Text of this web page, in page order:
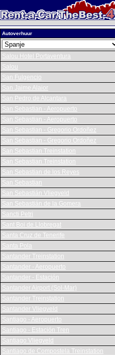
Autoverhuur
Salou Hotel Portaventura
Salou
San Fulgencio
San Jaime Alaior
San Pedro de Alcantara
San Sebastian - Aeropuerto
San Sebastian - Aeropuerto
San Sebastian - Gregorio Ordoñez
San Sebastian - Gregorio Ordoñez
San Sebastian Treinstation
San Sebastian Treinstation
San Sebastian de los Reyes
San Sebastian
San Sebastián Vliegveld
San Sebastián de la Gomera
Sancti Petri
Sant Boi de Llobregat
Santa Cruz de Tenerife
Santa Pola
Santander Treinstation
Santander - Aeropuerto
Santander - Estación
Santander Airport (Sol-Mar)
Santander Treinstation
Santander Vliegveld
Santiago - Aeropuerto
Santiago - Estación Tren
Santiago Vliegveld
Santiago de Compostela Treinstation